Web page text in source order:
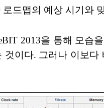
드맵의 예상 시기와
2013을 통해 모습
이다. 그러나 이보